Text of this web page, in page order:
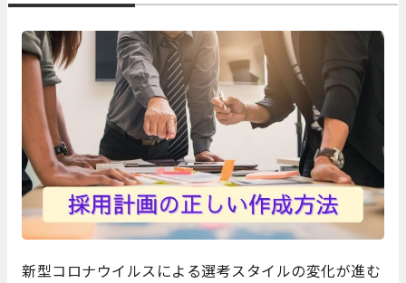
新型コロナウイルスによる選考スタイルの変化が進む